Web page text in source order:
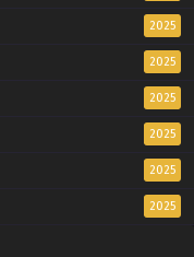
2025
2025
2025
2025
2025
2025